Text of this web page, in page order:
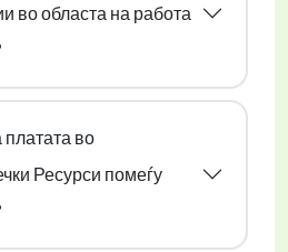
во областа на работа
платата во
Ресурси помеѓу